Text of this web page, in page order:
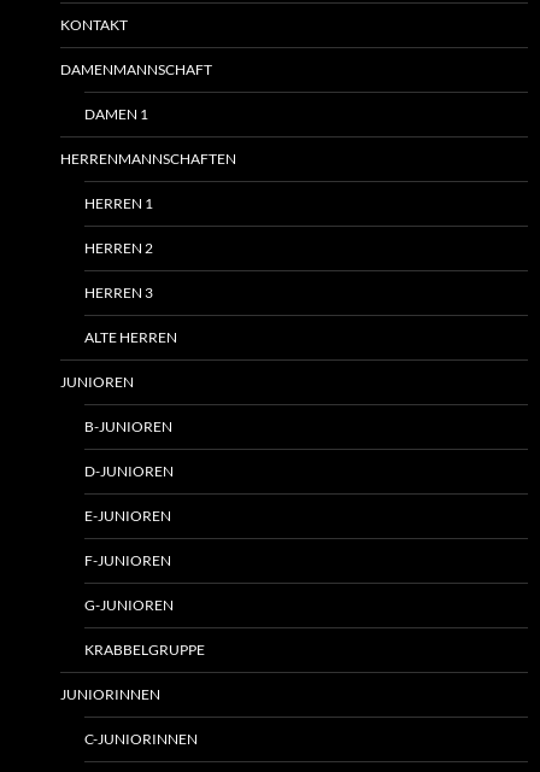
KONTAKT
DAMENMANNSCHAFT
DAMEN 1
HERRENMANNSCHAFTEN
HERREN 1
HERREN 2
HERREN 3
ALTE HERREN
JUNIOREN
B-JUNIOREN
D-JUNIOREN
E-JUNIOREN
F-JUNIOREN
G-JUNIOREN
KRABBELGRUPPE
JUNIORINNEN
C-JUNIORINNEN